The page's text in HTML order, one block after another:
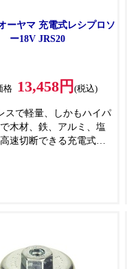
ーヤマ 充電式レシプロソ
ー18V JRS20
格 13,458円 (税込)
スで軽量、しかもハイパ
木材、鉄、アルミ、塩
速切断できる充電式レ